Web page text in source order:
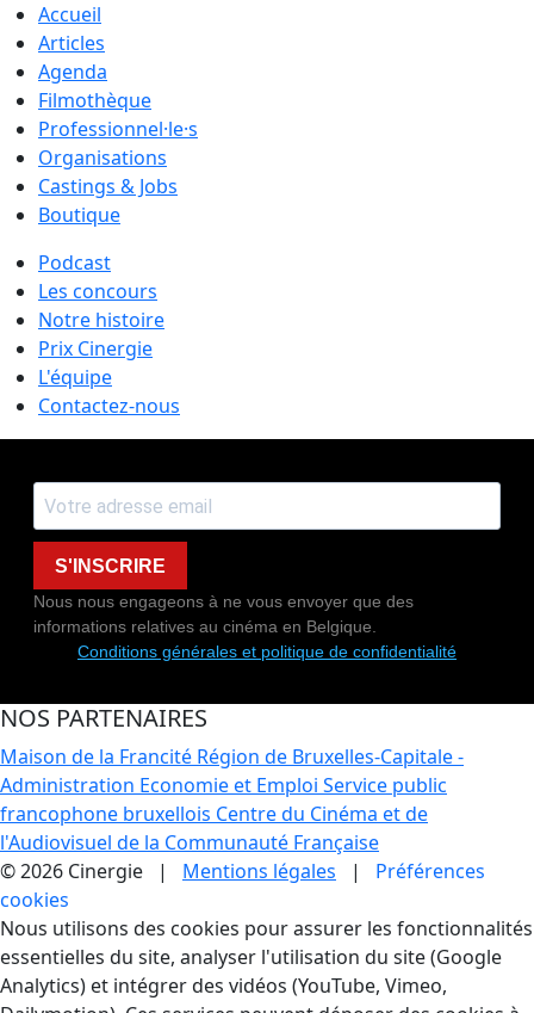
Accueil
Articles
Agenda
Filmothèque
Professionnel·le·s
Organisations
Castings & Jobs
Boutique
Podcast
Les concours
Notre histoire
Prix Cinergie
L'équipe
Contactez-nous
S'INSCRIRE
Nous nous engageons à ne vous envoyer que des
informations relatives au cinéma en Belgique.
Conditions générales et politique de confidentialité
NOS PARTENAIRES
Maison de la Francité Région de Bruxelles-Capitale -
Administration Economie et Emploi Service public
francophone bruxellois Centre du Cinéma et de
l'Audiovisuel de la Communauté Française
© 2026 Cinergie | Mentions légales | Préférences
cookies
Gestion des Cookies
Nous utilisons des cookies pour assurer les fonctionnalités
essentielles du site, analyser l'utilisation du site (Google
Analytics) et intégrer des vidéos (YouTube, Vimeo,